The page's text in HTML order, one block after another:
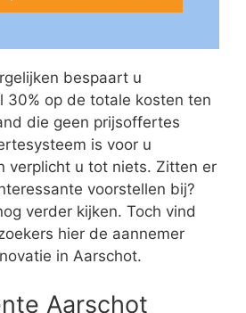
bespaart u
30% op de totale kosten ten
die geen prijsoffertes
is voor u
verplicht u tot niets. Zitten er
voorstellen bij?
verder kijken. Toch vind
hier de aannemer
in Aarschot.
Aarschot